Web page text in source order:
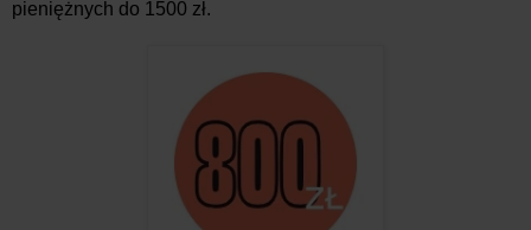
pieniężnych do 1500 zł.